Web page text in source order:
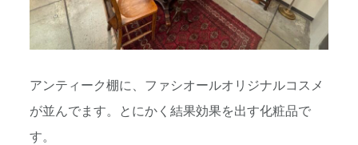
アンティーク棚に、ファシオールオリジナルコスメ
が並んでます。とにかく結果効果を出す化粧品で
す。